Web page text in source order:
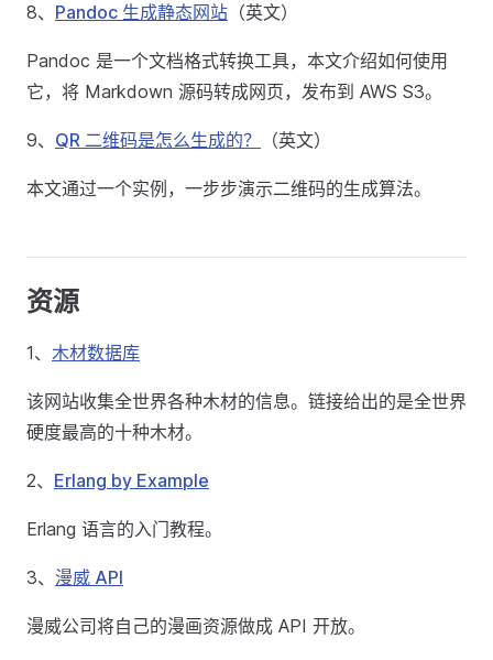
8、 Pandoc 生成静态网站 （英文）
Pandoc 是一个文档格式转换工具，本文介绍如何使用
它，将 Markdown 源码转成网页，发布到 AWS S3。
9、 QR 二维码是怎么生成的？ （英文）
本文通过一个实例，一步步演示二维码的生成算法。
资源
1、 木材数据库
该网站收集全世界各种木材的信息。链接给出的是全世界
硬度最高的十种木材。
2、 Erlang by Example
Erlang 语言的入门教程。
3、 漫威 API
漫威公司将自己的漫画资源做成 API 开放。